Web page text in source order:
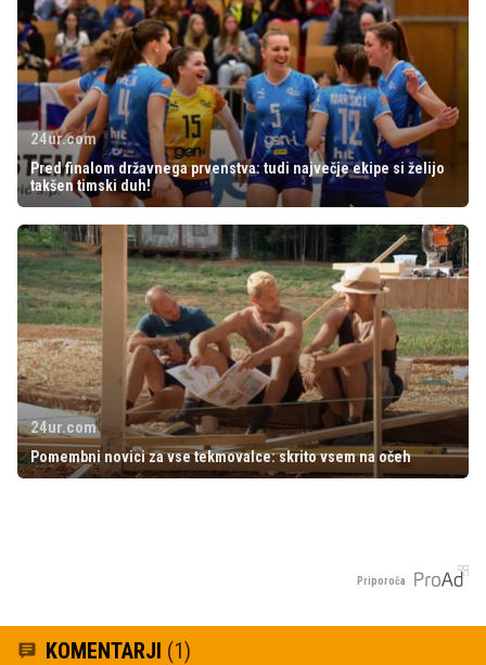
24ur.com
Pred finalom državnega prvenstva: tudi največje ekipe si želijo
takšen timski duh!
24ur.com
Pomembni novici za vse tekmovalce: skrito vsem na očeh
Priporoča
KOMENTARJI (1)